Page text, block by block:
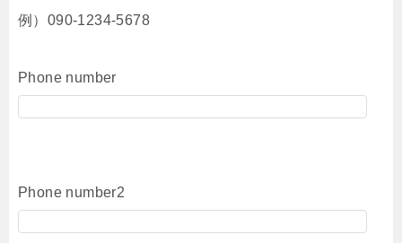
例）090-1234-5678
Phone number
Phone number2